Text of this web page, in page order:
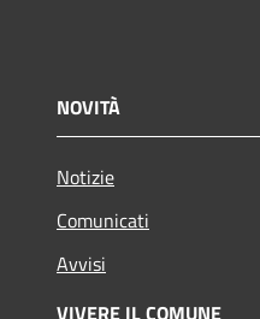
NOVITÀ
Notizie
Comunicati
Avvisi
VIVERE IL COMUNE